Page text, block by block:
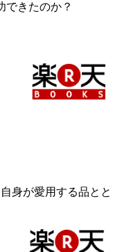
できたのか？
身が愛用する品と